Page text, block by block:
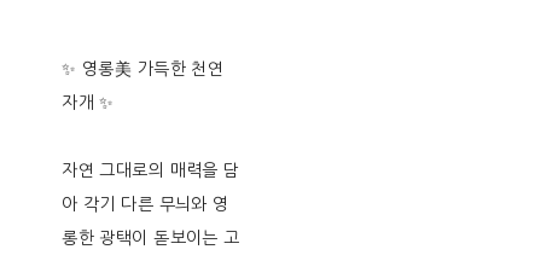
✨ 영롱美 가득한 천연
자개 ✨
자연 그대로의 매력을 담
아 각기 다른 무늬와 영
롱한 광택이 돋보이는 고